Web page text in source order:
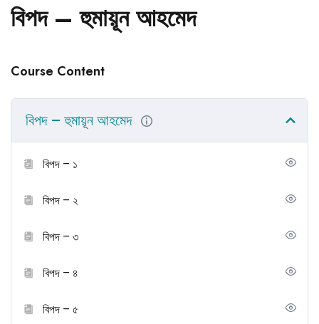
বিপদ – হুমায়ূন আহমেদ
Course Content
বিপদ – হুমায়ূন আহমেদ
বিপদ – ১
বিপদ – ২
বিপদ – ৩
বিপদ – ৪
বিপদ – ৫